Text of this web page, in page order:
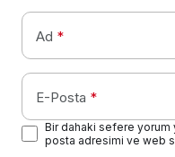
Ad *
E-Posta *
Bir dahaki sefere yorum
posta adresimi ve web